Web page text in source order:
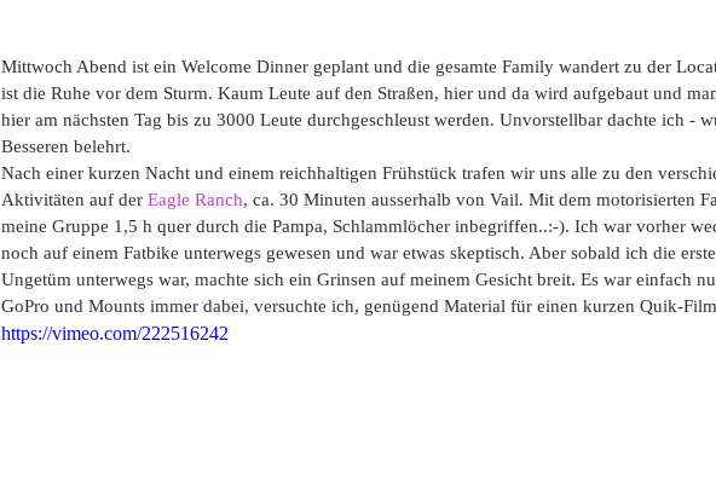
Mittwoch Abend ist ein Welcome Dinner geplant und die gesamte Family wandert zu der
ist die Ruhe vor dem Sturm. Kaum Leute auf den Straßen, hier und da wird aufgebaut und
hier am nächsten Tag bis zu 3000 Leute durchgeschleust werden. Unvorstellbar dachte ich -
Besseren belehrt.
Nach einer kurzen Nacht und einem reichhaltigen Frühstück trafen wir uns alle zu den
Aktivitäten auf der Eagle Ranch, ca. 30 Minuten ausserhalb von Vail. Mit dem motorisierten
meine Gruppe 1,5 h quer durch die Pampa, Schlammlöcher inbegriffen..:-). Ich war vorher
noch auf einem Fatbike unterwegs gewesen und war etwas skeptisch. Aber sobald ich die
Ungetüm unterwegs war, machte sich ein Grinsen auf meinem Gesicht breit. Es war einfach
GoPro und Mounts immer dabei, versuchte ich, genügend Material für einen kurzen Quik-
https://vimeo.com/222516242